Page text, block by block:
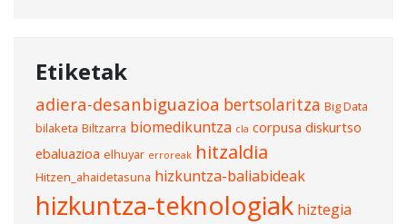
Etiketak
adiera-desanbiguazioa bertsolaritza Big Data
bilaketa Biltzarra biomedikuntza cla corpusa diskurtso
ebaluazioa elhuyar erroreak hitzaldia
Hitzen_ahaidetasuna hizkuntza-baliabideak
hizkuntza-teknologiak hiztegia